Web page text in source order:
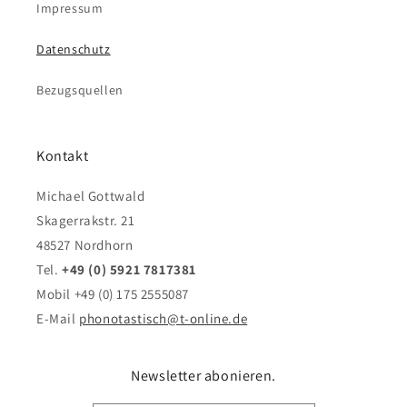
Impressum
Datenschutz
Bezugsquellen
Kontakt
Michael Gottwald
Skagerrakstr. 21
48527 Nordhorn
Tel. +49 (0) 5921 7817381
Mobil +49 (0) 175 2555087
E-Mail phonotastisch@t-online.de
Newsletter abonieren.